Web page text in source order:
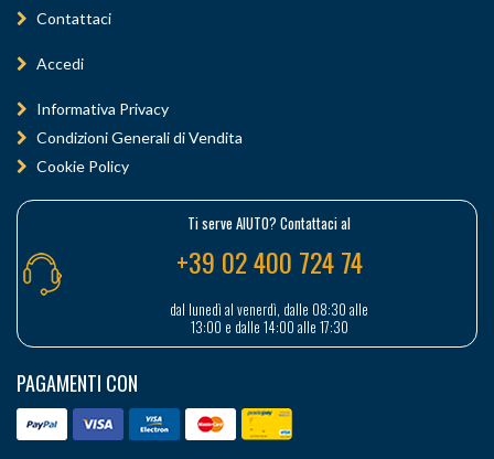
Contattaci
Accedi
Informativa Privacy
Condizioni Generali di Vendita
Cookie Policy
Ti serve AIUTO? Contattaci al
+39 02 400 724 74
dal lunedì al venerdì, dalle 08:30 alle
13:00 e dalle 14:00 alle 17:30
PAGAMENTI CON